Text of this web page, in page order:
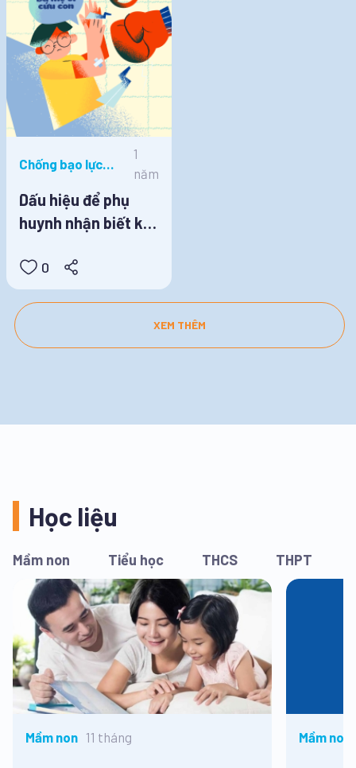
Chống bạo lực
tức
1
năm
Dấu hiệu để phụ
huynh nhận biết khi
đường
0
XEM THÊM
Học liệu
Mầm non Tiểu học THCS THPT
Mầm non 11 tháng
Mầm